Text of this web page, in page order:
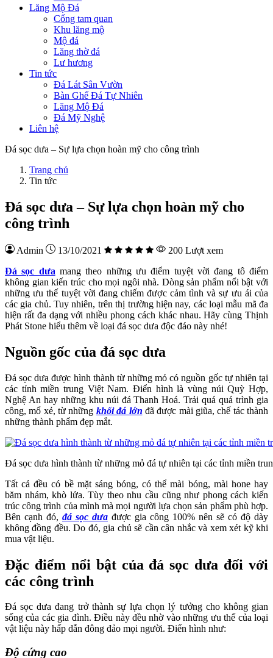
Lăng Mộ Đá
Cổng tam quan
Khu lăng mộ
Mộ đá
Lăng thờ đá
Lư hương
Tin tức
Đá Lát Sân Vườn
Bàn Ghế Đá Tự Nhiên
Lăng Mộ Đá
Đá Mỹ Nghệ
Liên hệ
Đá sọc dưa – Sự lựa chọn hoàn mỹ cho công trình
Trang chủ
Tin tức
Đá sọc dưa – Sự lựa chọn hoàn mỹ cho
công trình
Admin 13/10/2021
200 Lượt xem
Đá sọc dưa mang theo những ưu điểm tuyệt vời đang tô điểm
không gian kiến trúc cho mọi ngôi nhà. Dòng sản phẩm nổi bật với
những ưu thế tuyệt vời đang chiếm được cảm tình và sự ưu ái của
các gia chủ. Tuy nhiên, trên thị trường hiện nay, các loại mẫu mã đa
hiện rất đa dạng với nhiều phong cách khác nhau. Hãy cùng Thịnh
Phát Stone hiểu thêm về loại đá sọc dưa độc đáo này nhé!
Nguồn gốc của đá sọc dưa
Đá sọc dưa được hình thành từ những mỏ có nguồn gốc tự nhiên tại
các tỉnh miền trung Việt Nam. Điển hình là vùng núi Quỳ Hợp,
Nghệ An hay những khu núi đá Thanh Hoá. Trải quá quá trình gia
công, mổ xẻ, từ những khối đá lớn đã được mài giũa, chế tác thành
những thành phẩm đẹp mắt.
Đá sọc dưa hình thành từ những mỏ đá tự nhiên tại các tỉnh miền
Tất cả đều có bề mặt sáng bóng, có thể mài bóng, mài hone hay
băm nhám, khò lửa. Tùy theo nhu cầu cũng như phong cách kiến
trúc công trình của mình mà mọi người lựa chọn sản phẩm phù hợp.
Bên cạnh đó, đá sọc dưa được gia công 100% nên sẽ có độ dày
không đồng đều. Do đó, gia chủ sẽ cần cân nhắc và xem xét kỹ khi
mua vật liệu.
Đặc điểm nổi bật của đá sọc dưa đối với
các công trình
Đá sọc dưa đang trở thành sự lựa chọn lý tưởng cho không gian
sống của các gia đình. Điều này đều nhờ vào những ưu thế của loại
vật liệu này hấp dẫn đông đảo mọi người. Điển hình như:
Độ cứng cao